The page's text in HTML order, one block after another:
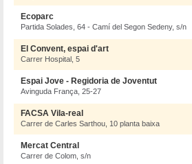
Ecoparc
Partida Solades, 64 - Camí del Segon Sedeny, s/n
El Convent, espai d'art
Carrer Hospital, 5
Espai Jove - Regidoria de Joventut
Avinguda França, 25-27
FACSA Vila-real
Carrer de Carles Sarthou, 10 planta baixa
Mercat Central
Carrer de Colom, s/n